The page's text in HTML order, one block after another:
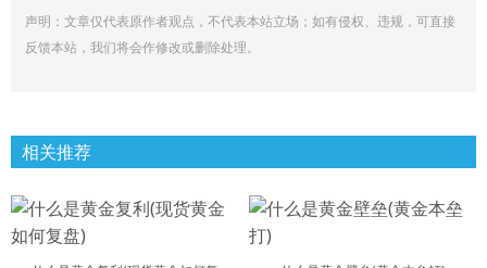
声明：文章仅代表原作者观点，不代表本站立场；如有侵权、违规，可直接
反馈本站，我们将会作修改或删除处理。
相关推荐